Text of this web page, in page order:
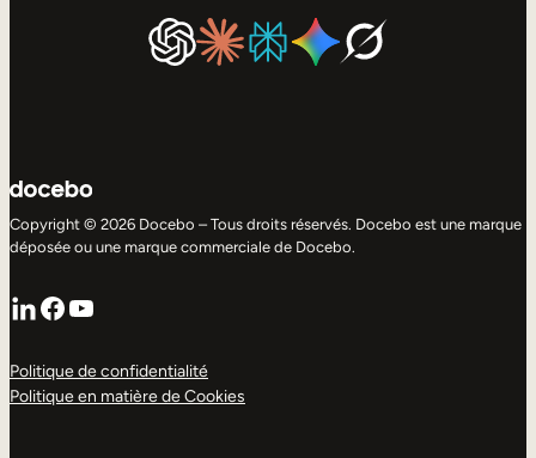
Copyright © 2026 Docebo – Tous droits réservés. Docebo est une marque
déposée ou une marque commerciale de Docebo.
LinkedIn
Facebook
YouTube
Politique de confidentialité
Politique en matière de Cookies